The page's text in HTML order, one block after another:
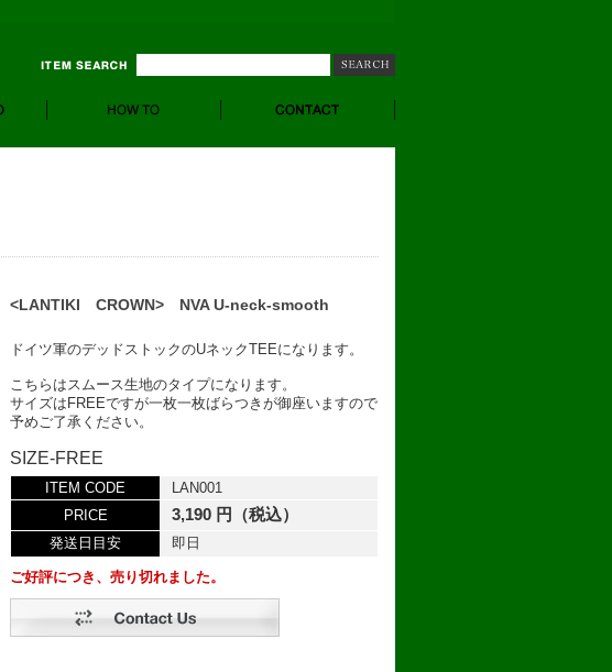
<LANTIKI CROWN> NVA U-neck-smooth
ドイツ軍のデッドストックのUネックTEEになります。
こちらはスムース生地のタイプになります。
サイズはFREEですが一枚一枚ばらつきが御座いますので
予めご了承ください。
SIZE-FREE
ITEM CODE
LAN001
PRICE
3,190 円（税込）
発送日目安 即日
ご好評につき、売り切れました。